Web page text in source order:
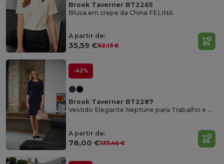
Brook Taverner BT2265
Blusa em crepe da China FELINA
A partir de:
35,59 €62,13 €
-42%
Brook Taverner BT2287
Vestido Elegante Neptune para Trabalho e Noite
A partir de:
78,00 €133,46 €